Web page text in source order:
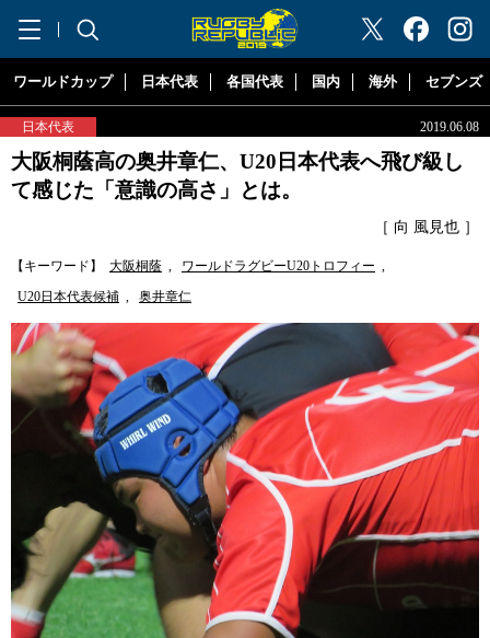
"ラグビーリパブリック"
ワールドカップ 日本代表 各国代表 国内 海外 セブンズ
日本代表 2019.06.08
大阪桐蔭高の奥井章仁、U20日本代表へ飛び級し
て感じた「意識の高さ」とは。
［ 向 風見也 ］
【キーワード】 大阪桐蔭 , ワールドラグビーU20トロフィー ,
U20日本代表候補 , 奥井章仁